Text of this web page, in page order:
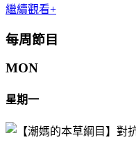
繼續觀看+
每周節目
MON
星期一